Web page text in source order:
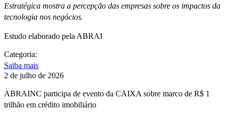
Estratégica mostra a percepção das empresas sobre os impactos da
tecnologia nos negócios.
Estudo elaborado pela ABRAI
Categoria:
Saiba mais
2 de julho de 2026
ABRAINC participa de evento da CAIXA sobre marco de R$ 1
trilhão em crédito imobiliário